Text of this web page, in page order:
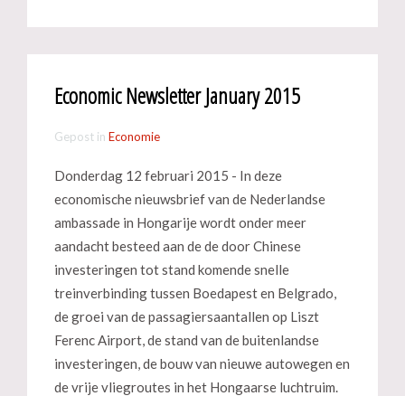
Economic Newsletter January 2015
Gepost in Economie
Donderdag 12 februari 2015 - In deze
economische nieuwsbrief van de Nederlandse
ambassade in Hongarije wordt onder meer
aandacht besteed aan de de door Chinese
investeringen tot stand komende snelle
treinverbinding tussen Boedapest en Belgrado,
de groei van de passagiersaantallen op Liszt
Ferenc Airport, de stand van de buitenlandse
investeringen, de bouw van nieuwe autowegen en
de vrije vliegroutes in het Hongaarse luchtruim.